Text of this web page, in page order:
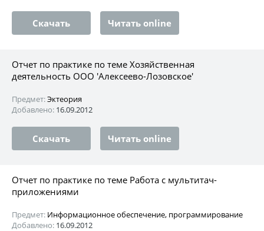
Скачать Читать online
Отчет по практике по теме Хозяйственная
деятельность ООО 'Алексеево-Лозовское'
Предмет:Эктеория
Добавлено: 16.09.2012
Скачать Читать online
Отчет по практике по теме Работа с мультитач-
приложениями
Предмет: Информационное обеспечение, программирование
Добавлено: 16.09.2012